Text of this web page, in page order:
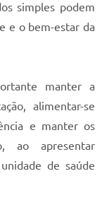
simples podem
e o bem-estar da
manter a
alimentar-se
e manter os
ao apresentar
de saúde